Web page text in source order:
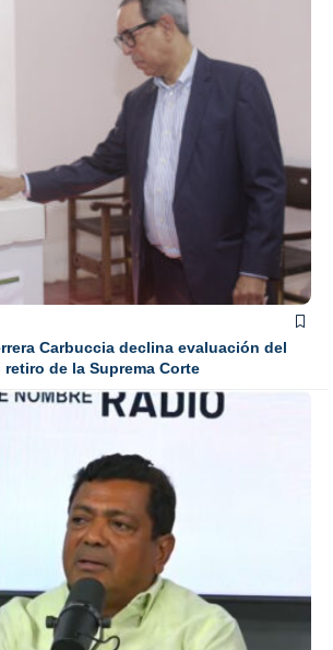
Carbuccia declina evaluación del
de la Suprema Corte